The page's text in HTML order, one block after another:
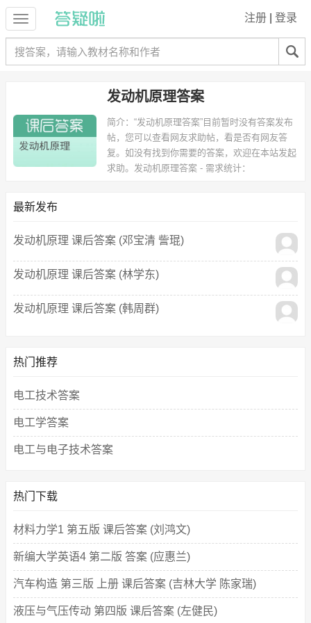
注册 登录
发动机原理答案
简介： “发动机原理答案”目前暂时没有答案发布
帖，您可以查看网友求助帖，看是否有网友答
复。如没有找到你需要的答案，欢迎在本站发起
求助。 发动机原理答案 - 需求统计：
以下学校的同学下载过
最新发布
发动机原理 课后答案 (邓宝清 訾琨)
发动机原理 课后答案 (林学东)
发动机原理 课后答案 (韩周群)
热门推荐
电工技术答案
电工学答案
电工与电子技术答案
热门下载
材料力学1 第五版 课后答案 (刘鸿文)
新编大学英语4 第二版 答案 (应惠兰)
汽车构造 第三版 上册 课后答案 (吉林大学 陈家瑞)
液压与气压传动 第四版 课后答案 (左健民)